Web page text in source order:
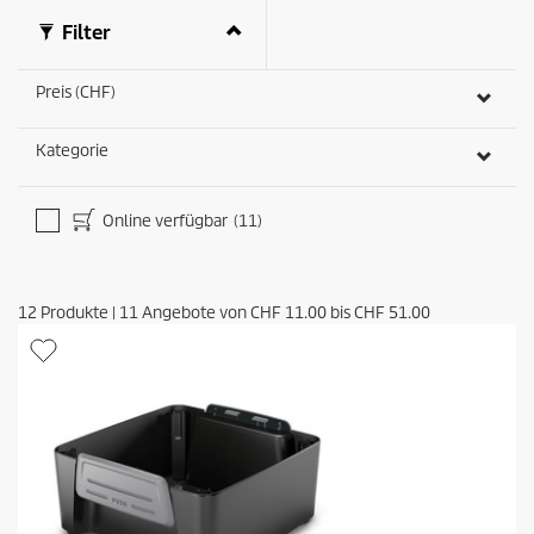
Filter
Preis (CHF)
Kategorie
Online verfügbar (11)
12 Produkte | 11Angebote vonCHF 11.00 bisCHF 51.00